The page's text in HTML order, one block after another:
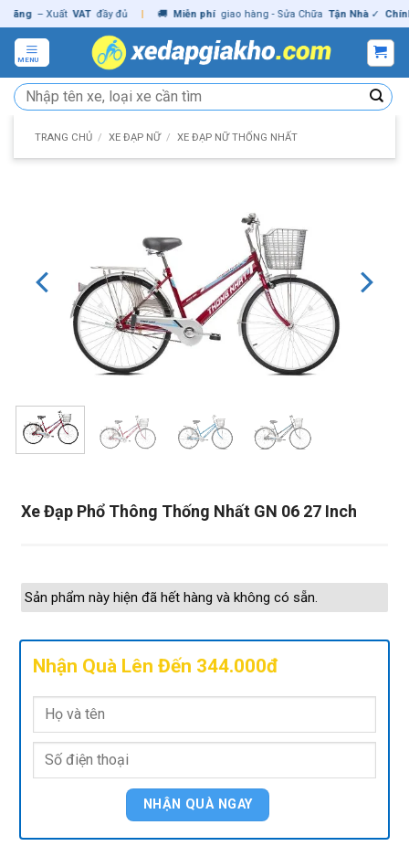
Skip
to
content
– Xuất VAT đầy đủ | 🚚 Miễn phí giao hàng - Sửa Chữa Tận Nhà ✓ Chính
MENU
Tìm
kiếm:
TRANG CHỦ / XE ĐẠP NỮ / XE ĐẠP NỮ THỐNG NHẤT
Xe Đạp Phổ Thông Thống Nhất GN 06 27 Inch
Sản phẩm này hiện đã hết hàng và không có sẵn.
Nhận Quà Lên Đến 344.000đ